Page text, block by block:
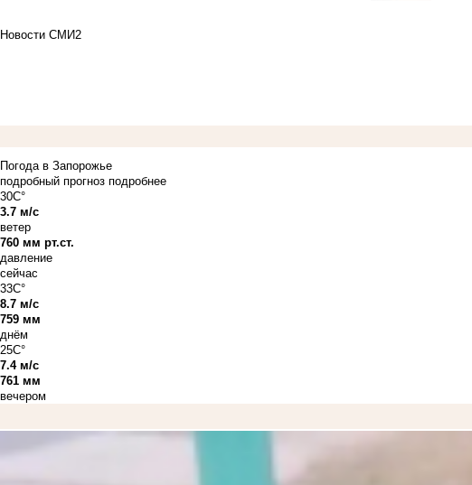
Новости СМИ2
Погода в Запорожье
подробный прогноз подробнее
30C°
3.7 м/с
ветер
760 мм рт.ст.
давление
сейчас
33C°
8.7 м/с
759 мм
днём
25C°
7.4 м/с
761 мм
вечером